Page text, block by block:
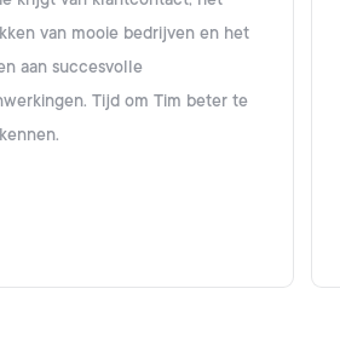
van mooie bedrijven en het
aan succesvolle
Tijd om Tim beter te